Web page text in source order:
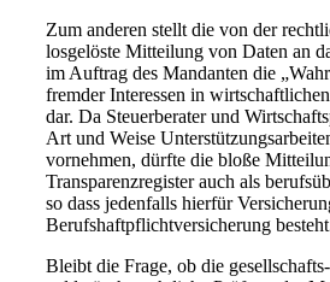
Zum anderen stellt die von der
losgelöste Mitteilung von Daten an
im Auftrag des Mandanten die
fremder Interessen in
dar. Da Steuerberater und
Art und Weise
vornehmen, dürfte die bloße
Transparenzregister auch als
so dass jedenfalls hierfür
Berufshaftpflichtversicherung
Bleibt die Frage, ob die